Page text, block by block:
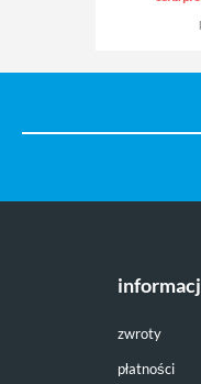
zwroty
płatności